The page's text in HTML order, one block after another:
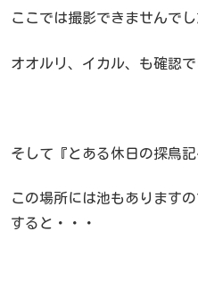
ここでは撮影できませんで
オオルリ、イカル、も確認で
そして『とある休日の探鳥
この場所には池もあります
すると・・・